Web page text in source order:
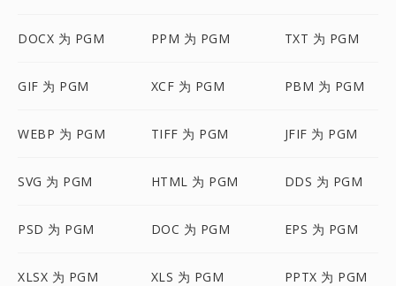
DOCX 为 PGM PPM 为 PGM TXT 为 PGM
GIF 为 PGM XCF 为 PGM PBM 为 PGM
WEBP 为 PGM TIFF 为 PGM JFIF 为 PGM
SVG 为 PGM HTML 为 PGM DDS 为 PGM
PSD 为 PGM DOC 为 PGM EPS 为 PGM
XLSX 为 PGM XLS 为 PGM PPTX 为 PGM